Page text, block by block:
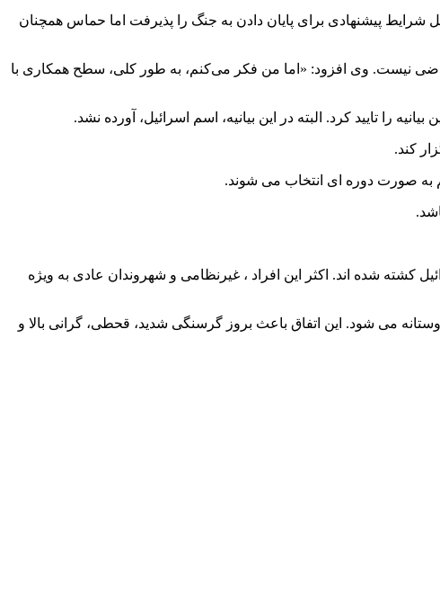
پیشنهادی برای پایان دادن به جنگ را پذیرفت اما حماس همچنان
راضی نیست. وی افزود: «اما من فکر می‌کنم، به طور کلی، سطح همکاری با
را تایید کرد. البته در این بیانیه، اسم اسرائیل، آورده نشد.
کند.
دارد. تاکنون بیش از ۶۵ هزار نفر در غزه در اثر حملات اسرائیل کشته شده اند. اکثر این افراد ، غیرنظامی و شهروندان عادی به ویژه
می شود. این اتفاق باعث بروز گرسنگی شدید، قحطی، گرانی بالا و